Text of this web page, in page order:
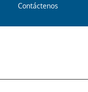
Contáctenos